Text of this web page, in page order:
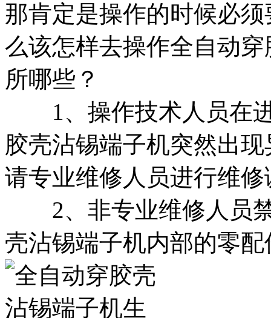
那肯定是操作的时候必
么该怎样去操作全自动
所哪些？
1、操作技术人员在进
胶壳沾锡端子机突然出
请专业维修人员进行维修
2、非专业维修人员禁
壳沾锡端子机内部的零配